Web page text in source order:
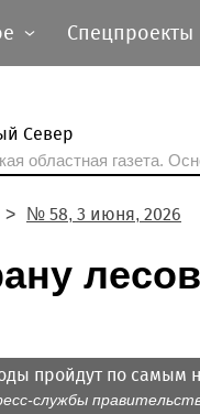
Спецпроекты
областная газета.
№ 58, 3 июня, 2026
пройдут по самым
службы